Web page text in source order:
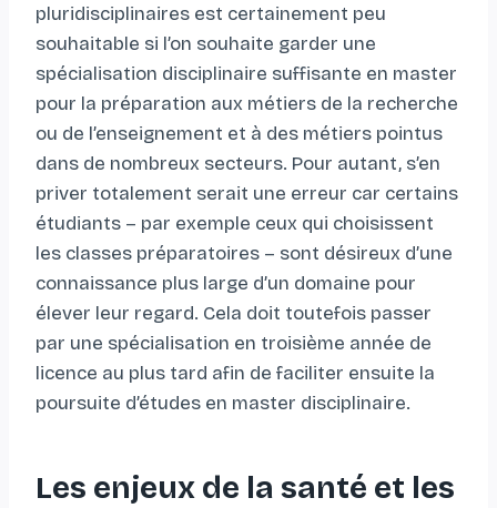
pluridisciplinaires est certainement peu
souhaitable si l’on souhaite garder une
spécialisation disciplinaire suffisante en master
pour la préparation aux métiers de la recherche
ou de l’enseignement et à des métiers pointus
dans de nombreux secteurs. Pour autant, s’en
priver totalement serait une erreur car certains
étudiants – par exemple ceux qui choisissent
les classes préparatoires – sont désireux d’une
connaissance plus large d’un domaine pour
élever leur regard. Cela doit toutefois passer
par une spécialisation en troisième année de
licence au plus tard afin de faciliter ensuite la
poursuite d’études en master disciplinaire.
Les enjeux de la santé et les